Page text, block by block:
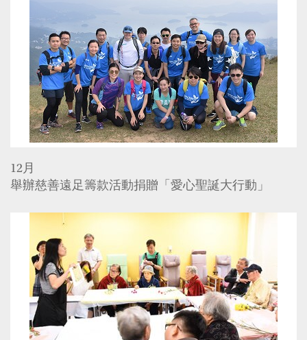
12月
舉辦慈善遠足籌款活動捐贈「愛心聖誕大行動」